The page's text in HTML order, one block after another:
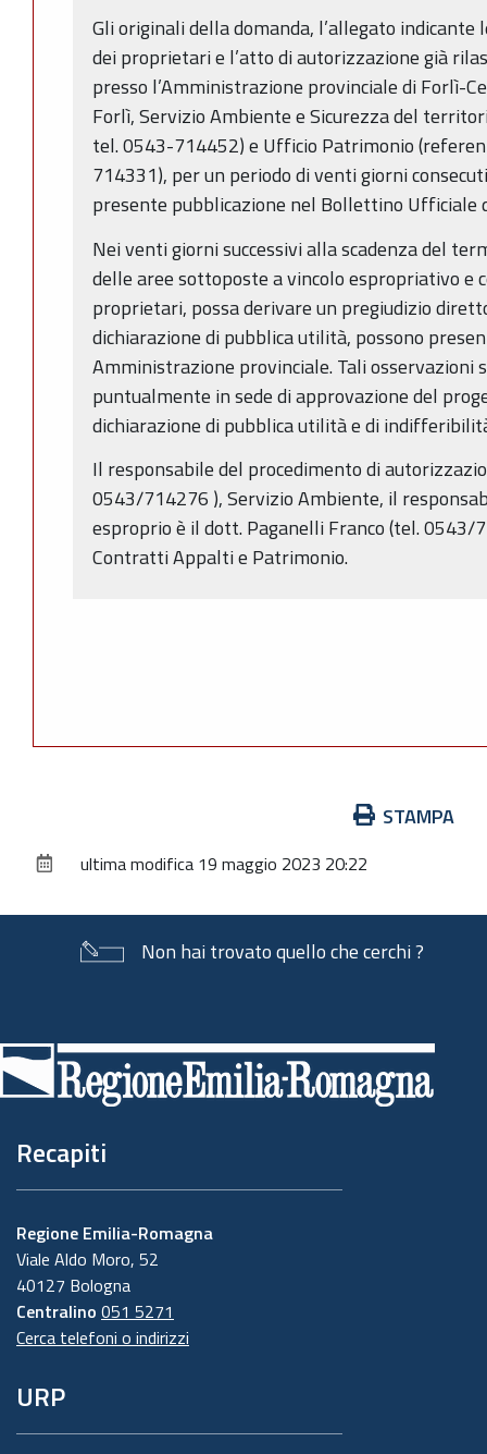
Gli originali della domanda, l’allegato
dei proprietari e l’atto di autorizzazione già
presso l’Amministrazione provinciale di Forlì-
Forlì, Servizio Ambiente e Sicurezza del
tel. 0543-714452) e Ufficio Patrimonio
714331), per un periodo di venti giorni
presente pubblicazione nel Bollettino Ufficiale
Nei venti giorni successivi alla scadenza del
delle aree sottoposte a vincolo espropriativo e
proprietari, possa derivare un pregiudizio
dichiarazione di pubblica utilità, possono
Amministrazione provinciale. Tali osservazioni
puntualmente in sede di approvazione del
dichiarazione di pubblica utilità e di
Il responsabile del procedimento di
0543/714276 ), Servizio Ambiente, il
esproprio è il dott. Paganelli Franco (tel. 0543/
Contratti Appalti e Patrimonio.
documento
STAMPA
ultima modifica 19 maggio 2023 20:22
Non hai trovato quello che cerchi ?
di
pagina
Recapiti
Regione Emilia-Romagna
Viale Aldo Moro, 52
40127 Bologna
Centralino 051 5271
Cerca telefoni o indirizzi
URP